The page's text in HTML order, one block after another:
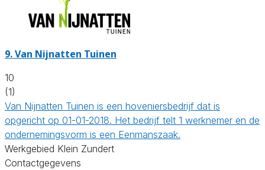
9.Van Nijnatten Tuinen
10
(1)
Van Nijnatten Tuinen is een hoveniersbedrijf dat is
opgericht op 01-01-2018. Het bedrijf telt 1 werknemer en de
ondernemingsvorm is een Eenmanszaak.
Werkgebied Klein Zundert
Contactgegevens